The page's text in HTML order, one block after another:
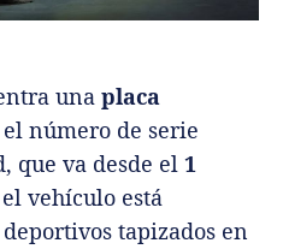
una placa
número de serie
que va desde el 1
vehículo está
tapizados en